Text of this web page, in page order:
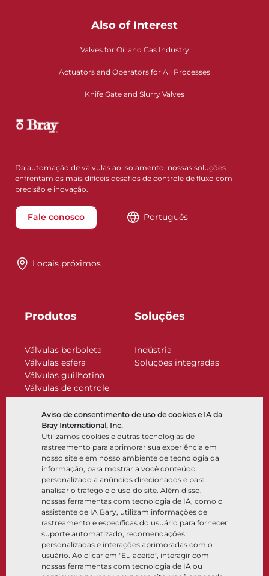
Aviso de consentimento de uso de cookies e IA da
Bray International, Inc.
Utilizamos cookies e outras tecnologias de
rastreamento para aprimorar sua experiência em
nosso site e em nosso ambiente de tecnologia da
informação, para mostrar a você conteúdo
personalizado a anúncios direcionados e para
analisar o tráfego e o uso do site. Além disso,
nossas ferramentas com tecnologia de IA, como o
assistente de IA Bary, utilizam informações de
rastreamento e específicas do usuário para fornecer
suporte automatizado, recomendações
personalizadas e interações aprimoradas com o
usuário. Ao clicar em "Eu aceito", interagir com
nossas ferramentas com tecnologia de IA ou
Also of Interest
Valves for Oil and Gas Industry
Actuators and Operators for All Processes
Knife Gate and Slurry Valves
Da automação de válvulas ao isolamento, nossas soluções
enfrentam os mais difíceis desafios de controle de fluxo com
precisão e inovação.
Fale conosco Português
Locais próximos
Produtos
Válvulas borboleta
Válvulas esfera
Válvulas guilhotina
Válvulas de controle
Válvulas de retenção
Atuadores
Acessórios de controle
Criogênico
Soluções
Indústria
Soluções integradas
Empresa
Sobre
Locais
Parceria
Sustentabilidade
Portal do cliente
Recursos
Documentos
Centro de conhecimento
Software
Seleção de materiais